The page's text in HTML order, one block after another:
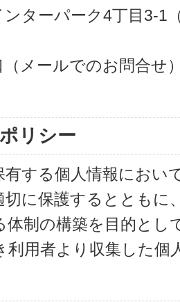
ターパーク4丁目3-1
メールでのお問合せ
リシー
有する個人情報におい
切に保護するとともに
体制の構築を目的とし
利用者より収集した個